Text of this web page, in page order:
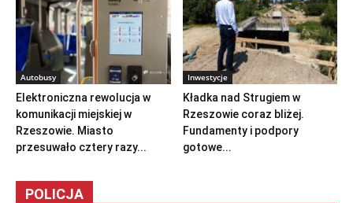
Autobusy
Elektroniczna rewolucja w
komunikacji miejskiej w
Rzeszowie. Miasto
przesuwało cztery razy...
Inwestycje
Kładka nad Strugiem w
Rzeszowie coraz bliżej.
Fundamenty i podpory
gotowe...
POLICJA